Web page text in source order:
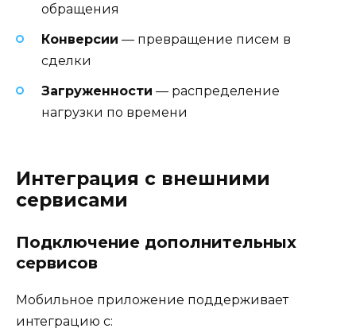
обращения
Конверсии — превращение писем в
сделки
Загруженности — распределение
нагрузки по времени
Интеграция с внешними
сервисами
Подключение дополнительных
сервисов
Мобильное приложение поддерживает
интеграцию с: